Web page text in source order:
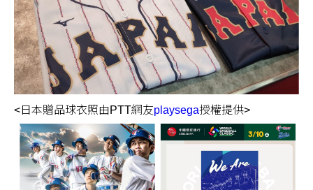
<日本贈品球衣照由PTT網友playsega授權提供>